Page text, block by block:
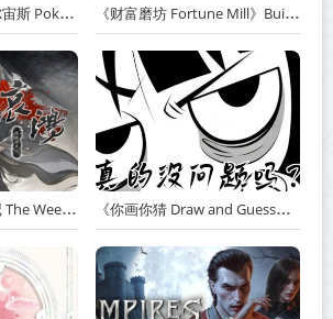
《宝可梦传说：阿尔宙斯 Pokémon Legends Arceus》v13.2.0【PC/手机双端】丨中文版网盘下载 《财富磨坊 Fortune Mill》Build.23517590-免安装中文版丨中文版网盘下载
《哀鸿：城破十日记 The Weeping Swan Ten Days of the Citys Fall》v20260507-免安装中文版丨中文版网盘下载 《你画你猜 Draw and Guess》Build.24032411-免安装中文版丨中文版网盘下载